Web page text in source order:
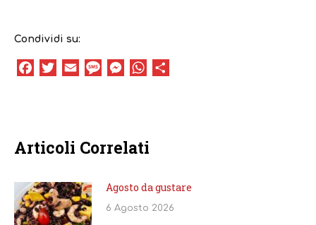
Condividi su:
Facebook
TwitterEmailMessageMessenger
WhatsApp
Articoli Correlati
Agosto da gustare
6 Agosto 2026